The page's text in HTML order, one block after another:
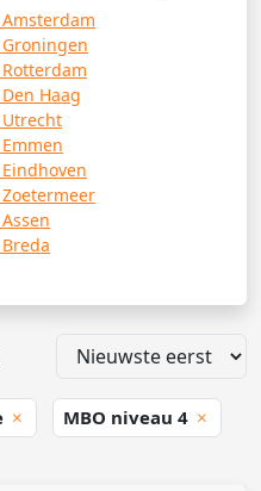
Haag
MBO niveau 4